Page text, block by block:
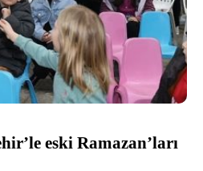
eski Ramazan’ları